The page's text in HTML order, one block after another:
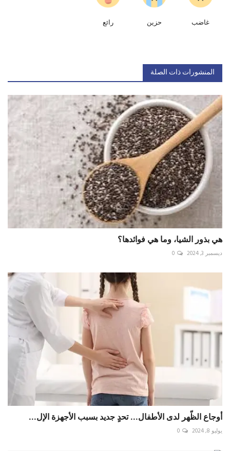
غاضب حزين رائع
المنشورات ذات الصلة
هي بذور الشيا، وما هي فوائدها؟
ديسمبر 3, 2024 0
أوجاع الظّهر لدى الأطفال... تحدٍ جديد بسبب الأجهزة الإل...
يوليو 8, 2024 0